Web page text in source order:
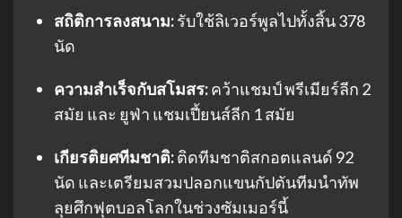
สถิติการลงสนาม:รับใช้ลิเวอร์พูลไปทั้งสิ้น 378
นัด
ความสำเร็จกับสโมสร:คว้าแชมป์ พรีเมียร์ลีก 2
สมัย และ ยูฟ่า แชมเปี้ยนส์ลีก 1 สมัย
เกียรติยศทีมชาติ:ติดทีมชาติสกอตแลนด์ 92
นัด และเตรียมสวมปลอกแขนกัปตันทีมนำทัพ
ลุยศึกฟุตบอลโลกในช่วงซัมเมอร์นี้